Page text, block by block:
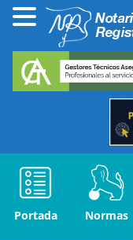
Portada Normas